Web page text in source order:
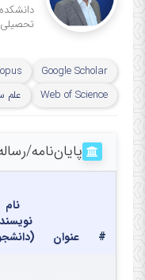
Google Scholar
Web of Science
علم
پایان‌نامه‌/
# عنوان
نام